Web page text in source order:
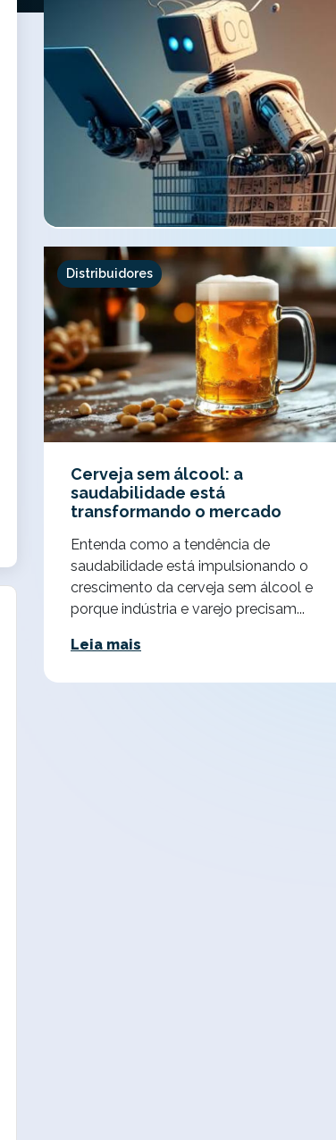
Distribuidores
Cerveja sem álcool: a
saudabilidade está
transformando o mercado
Entenda como a tendência de
saudabilidade está impulsionando o
crescimento da cerveja sem álcool e
porque indústria e varejo precisam...
Leia mais